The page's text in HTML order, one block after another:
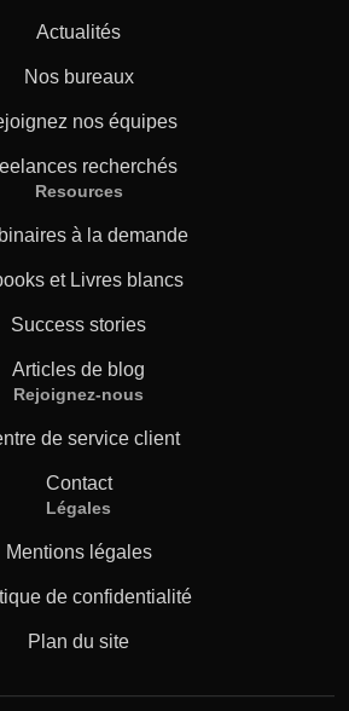
Actualités
Nos bureaux
nos équipes
recherchés
Resources
à la demande
et Livres blancs
Success stories
Articles de blog
Rejoignez-nous
de service client
Contact
Légales
Mentions légales
de confidentialité
Plan du site